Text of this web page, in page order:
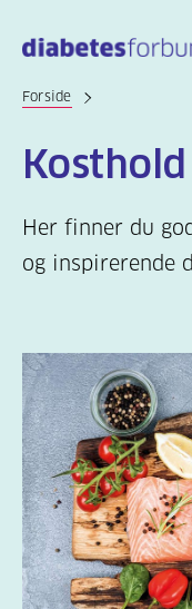
hovedinnhold
Forside
Her finner du
og inspirerende